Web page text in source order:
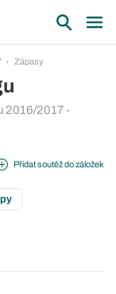
Zápasy
2016/2017 -
Přidat soutěž do záložek